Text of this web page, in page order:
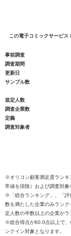
この電子コミックサービス
事前調査
調査期間
更新日
サンプル数
規定人数
調査企業数
定義
調査対象者
※オリコン顧客満足度ランキ
常値を排除）および調査対象
※「総合ランキング」、「評
数を満たした企業のみラン
定人数の半数以上の企業がラ
※総合得点が60.0点以上で、
ンクイン対象となります。